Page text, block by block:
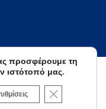
| Developed by
προσφέρουμε τη
ιστότοπό μας.
Κλείσιμο του